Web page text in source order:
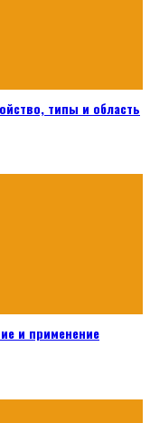
типы и область
и применение